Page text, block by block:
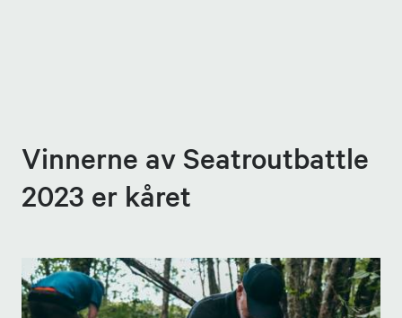
Vinnerne av Seatroutbattle
2023 er kåret